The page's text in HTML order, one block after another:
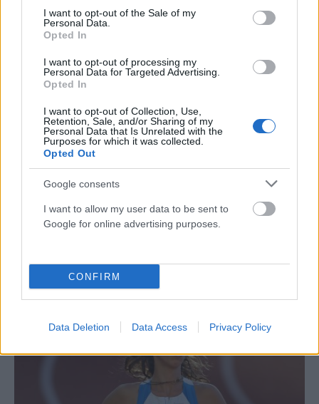
consent section.
I want to opt-out of the Sale of my
Personal Data.
Opted In
I want to opt-out of processing my
Personal Data for Targeted Advertising.
Opted In
I want to opt-out of Collection, Use,
Retention, Sale, and/or Sharing of my
Personal Data that Is Unrelated with the
Purposes for which it was collected.
Opted Out
Google consents
I want to allow my user data to be sent to
Google for online advertising purposes.
CONFIRM
Data Deletion Data Access Privacy Policy
Τροχαίο στην Πειραιώς: Σε
κρίσιμη κατάσταση
παρασύρθηκε από ΙΧ
Τροχαίο στην Αττική Οδό:
Μεγάλες καθυστερήσεις και
ΣΧΕΤΙΚΑΑΡΘΡΑ